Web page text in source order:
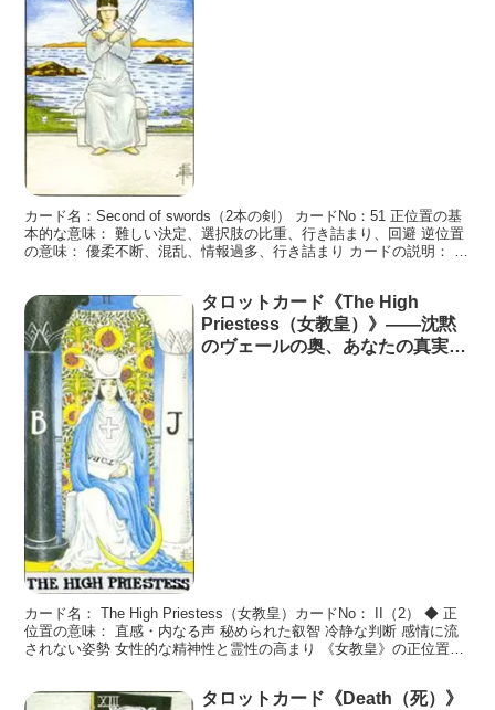
カード名：Second of swords（2本の剣） カードNo：51 正位置の基
本的な意味： 難しい決定、選択肢の比重、行き詰まり、回避 逆位置
の意味： 優柔不断、混乱、情報過多、行き詰まり カードの説明： ２
タロットカード《The High
Priestess（女教皇）》――沈黙
のヴェールの奥、あなたの真実が
カード名： The High Priestess（女教皇）カードNo： II（2） ◆ 正
位置の意味： 直感・内なる声 秘められた叡智 冷静な判断 感情に流
されない姿勢 女性的な精神性と霊性の高まり 《女教皇》の正位置
タロットカード《Death（死）》